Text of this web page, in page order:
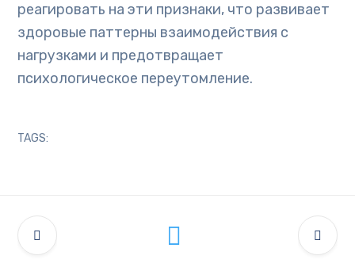
реагировать на эти признаки, что развивает
здоровые паттерны взаимодействия с
нагрузками и предотвращает
психологическое переутомление.
TAGS: